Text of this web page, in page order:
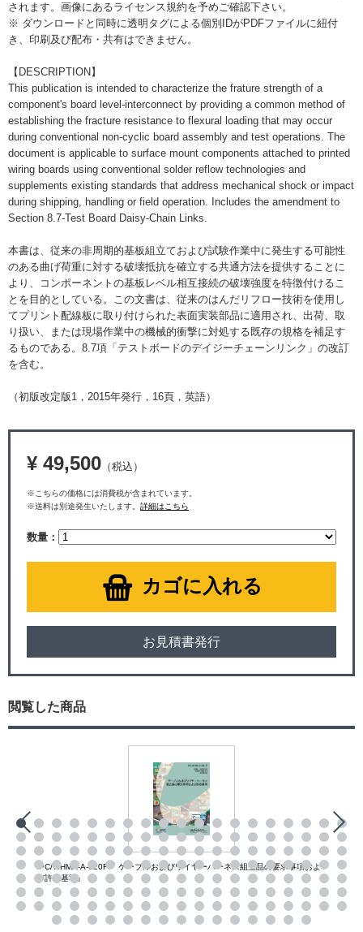
されます。画像にあるライセンス規約を予めご確認下さい。
※ ダウンロードと同時に透明タグによる個別IDがPDFファイルに紐付
き、印刷及び配布・共有はできません。
【DESCRIPTION】
This publication is intended to characterize the frature strength of a
component's board level-interconnect by providing a common method of
establishing the fracture resistance to flexural loading that may occur
during conventional non-cyclic board assembly and test operations. The
document is applicable to surface mount components attached to printed
wiring boards using conventional solder reflow technologies and
supplements existing standards that address mechanical shock or impact
during shipping, handling or field operation. Includes the amendment to
Section 8.7-Test Board Daisy-Chain Links.
本書は、従来の非周期的基板組立ておよび試験作業中に発生する可能性
のある曲げ荷重に対する破壊抵抗を確立する共通方法を提供することに
より、コンポーネントの基板レベル相互接続の破壊強度を特徴付けるこ
とを目的としている。この文書は、従来のはんだリフロー技術を使用し
てプリント配線板に取り付けられた表面実装部品に適用され、出荷、取
り扱い、または現場作業中の機械的衝撃に対処する既存の規格を補足す
るものである。8.7項「テストボードのデイジーチェーンリンク」の改訂
を含む。
（初版改定版1，2015年発行，16頁，英語）
¥ 49,500 （税込）
※こちらの価格には消費税が含まれています。
※送料は別途発生いたします。 詳細はこちら
数量：
カゴに入れる
お見積書発行
閲覧した商品
IPC/WHMA-A-620F『 ケーブルおよびワイヤーハーネス組立品の要求事項およ
び許容基準』